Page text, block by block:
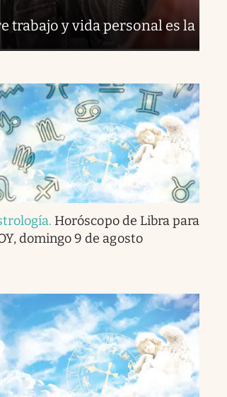
trabajo y vida personal es la
. Horóscopo de Libra para
domingo 9 de agosto